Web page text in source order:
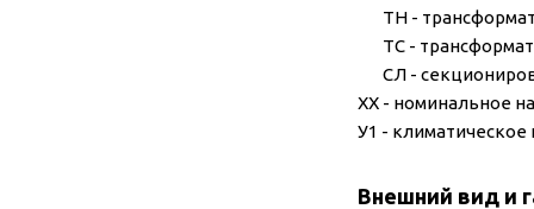
ТН -
ТС -
СЛ -
ХХ - номинальное
У1 -
Внешний вид и